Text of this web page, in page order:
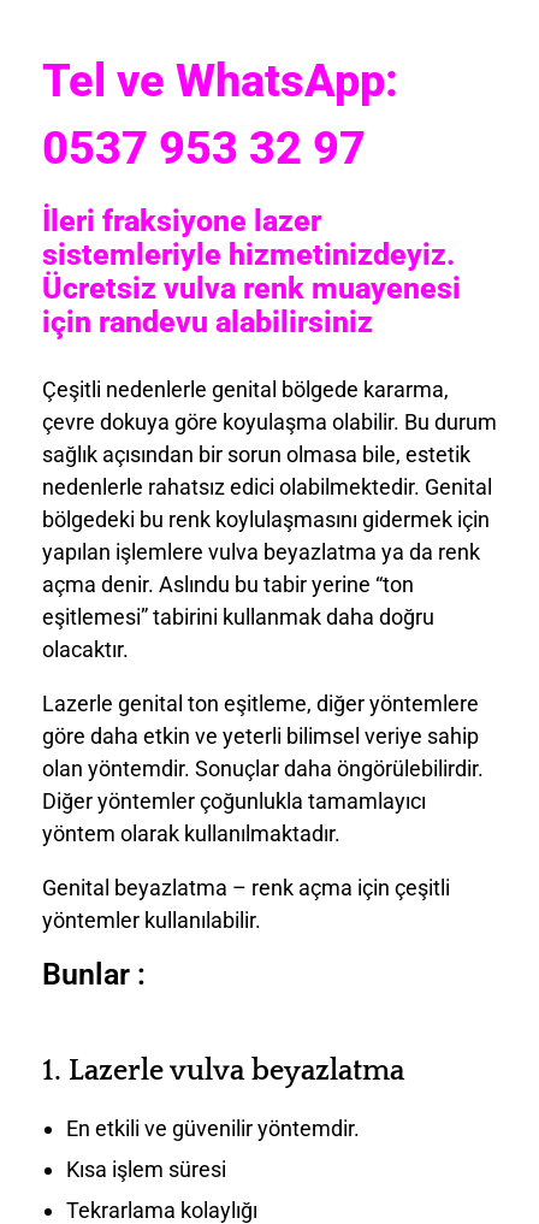
Tel ve WhatsApp:
0537 953 32 97
İleri fraksiyone lazer
sistemleriyle hizmetinizdeyiz.
Ücretsiz vulva renk muayenesi
için randevu alabilirsiniz
Çeşitli nedenlerle genital bölgede kararma,
çevre dokuya göre koyulaşma olabilir. Bu durum
sağlık açısından bir sorun olmasa bile, estetik
nedenlerle rahatsız edici olabilmektedir. Genital
bölgedeki bu renk koylulaşmasını gidermek için
yapılan işlemlere vulva beyazlatma ya da renk
açma denir. Aslındu bu tabir yerine “ton
eşitlemesi” tabirini kullanmak daha doğru
olacaktır.
Lazerle genital ton eşitleme, diğer yöntemlere
göre daha etkin ve yeterli bilimsel veriye sahip
olan yöntemdir. Sonuçlar daha öngörülebilirdir.
Diğer yöntemler çoğunlukla tamamlayıcı
yöntem olarak kullanılmaktadır.
Genital beyazlatma – renk açma için çeşitli
yöntemler kullanılabilir.
Bunlar :
1. Lazerle vulva beyazlatma
En etkili ve güvenilir yöntemdir.
Kısa işlem süresi
Tekrarlama kolaylığı